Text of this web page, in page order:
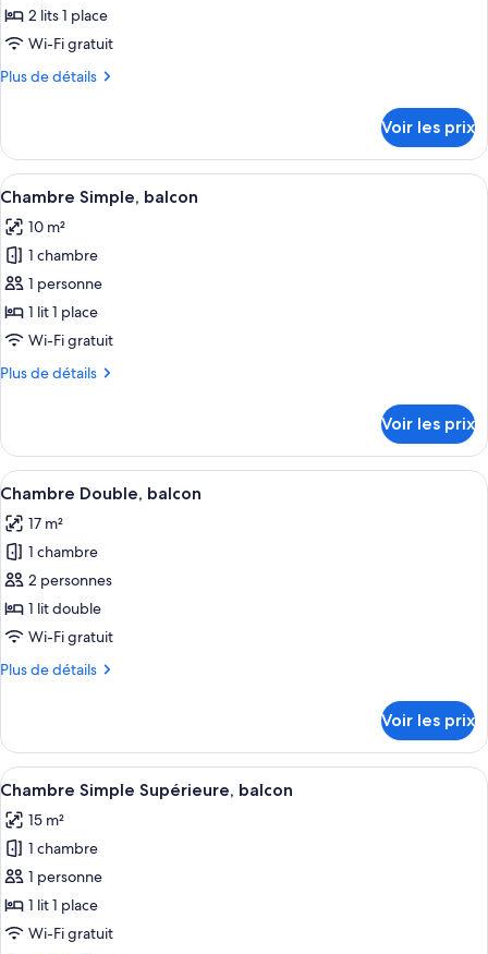
type
de
chambre :
Chambre
vue
mer
2 lits 1 place
Wi-Fi gratuit
Plus de détails
Plus
le
type
de
Chambre
Double,
balcon,
vue
mer
Voir les prix
Afficher
toutes
les
photos
pour
ce
type
chambre :
balcon
Une chambre d’hôtel avec un lit, un
4
Chambre Simple, balcon
10 m²
1 chambre
1 personne
1 lit 1 place
Wi-Fi gratuit
Plus de détails
Plus
le
type
de
Chambre
Simple,
balcon
Voir les prix
Afficher
toutes
les
photos
pour
ce
type
chambre :
balcon
Une chambre d’hôtel avec un
4
Chambre Double, balcon
17 m²
1 chambre
2 personnes
1 lit double
Wi-Fi gratuit
Plus de détails
Plus
le
type
de
Chambre
Double,
balcon
Voir les prix
Afficher
toutes
les
photos
pour
ce
type
Une chambre d’hôtel avec un lit,
8
Chambre Simple Supérieure, balcon
15 m²
1 chambre
1 personne
1 lit 1 place
Wi-Fi gratuit